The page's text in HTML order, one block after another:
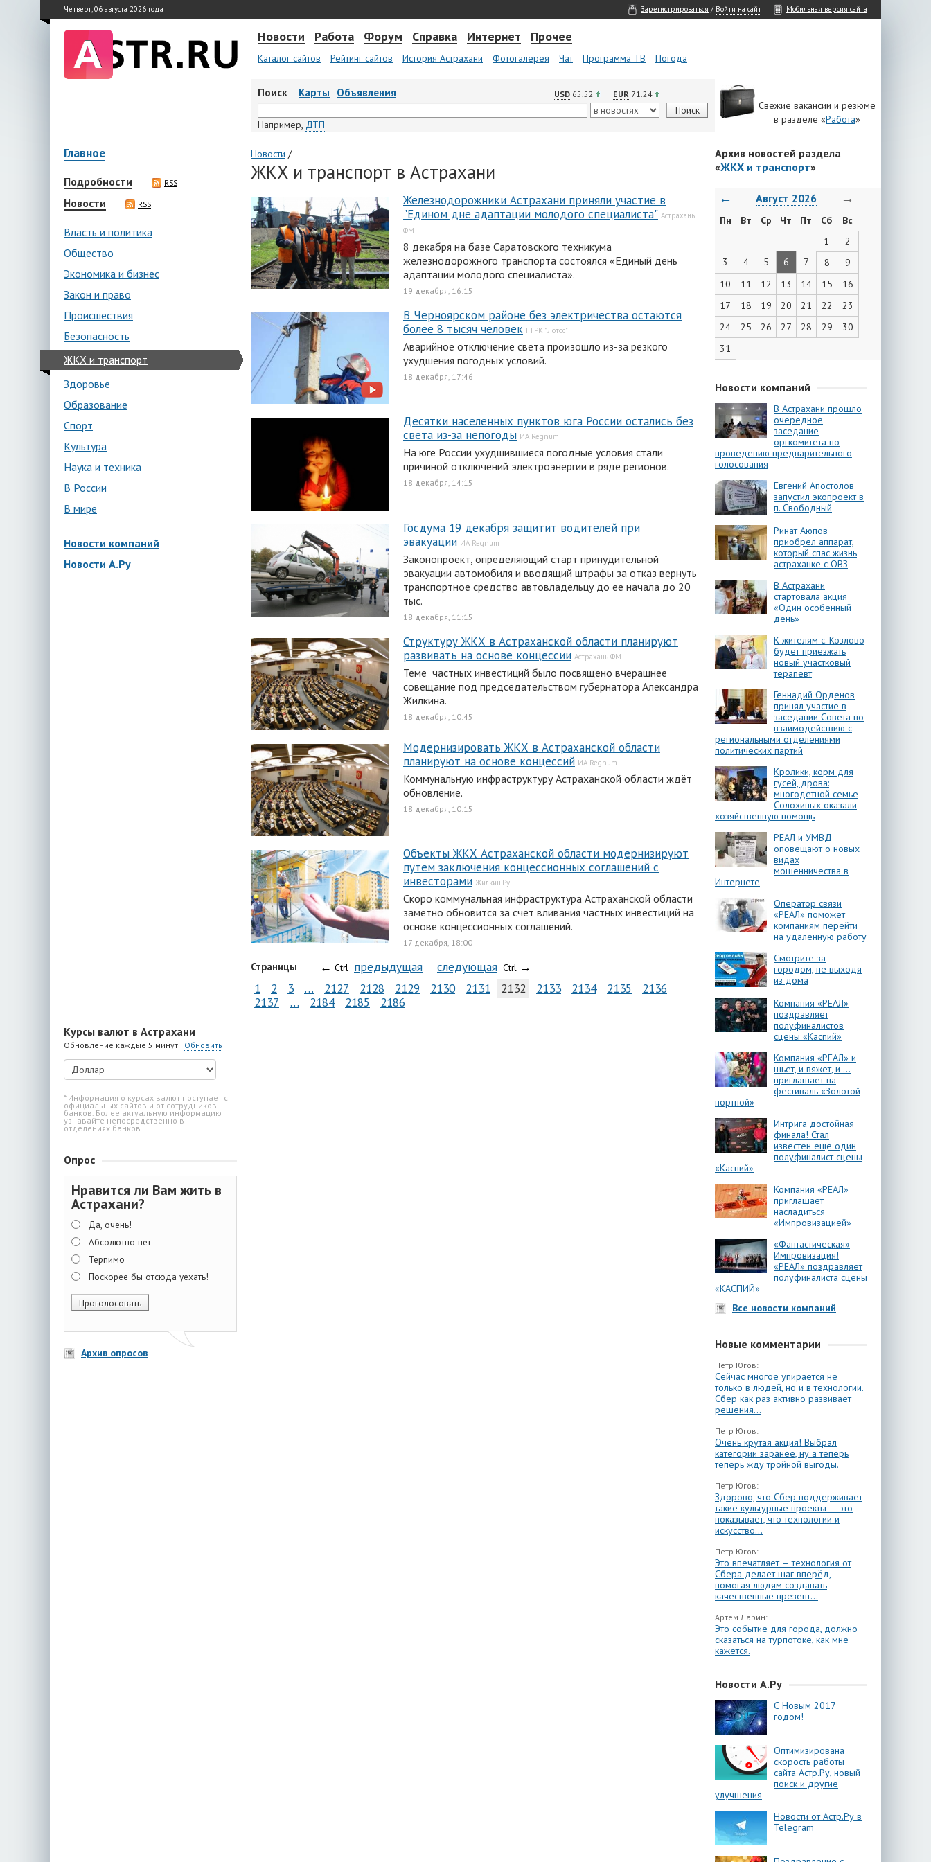
Четверг, 06 августа 2026 года Зарегистрироваться / Войти на сайт Мобильная версия сайта
Новости Работа Форум Справка Интернет Прочее
Каталог сайтов Рейтинг сайтов История Астрахани Фотогалерея Чат Программа ТВ Погода
Поиск Карты Объявления USD 65.52 EUR 71.24
Например, ДТП
Свежие вакансии и резюме
в разделе «Работа»
Главное
Подробности RSS
Новости RSS
Власть и политика
Общество
Экономика и бизнес
Закон и право
Происшествия
Безопасность
ЖКХ и транспорт
Здоровье
Образование
Спорт
Культура
Наука и техника
В России
В мире
Новости компаний
Новости А.Ру
Курсы валют в Астрахани
Обновление каждые 5 минут | Обновить
* Информация о курсах валют поступает с
официальных сайтов и от сотрудников
банков. Более актуальную информацию
узнавайте непосредственно в
отделениях банков.
Опрос
Нравится ли Вам жить в
Астрахани?
Да, очень!
Абсолютно нет
Терпимо
Поскорее бы отсюда уехать!
Архив опросов
Новости /
ЖКХ и транспорт в Астрахани
Железнодорожники Астрахани приняли участие в
"Едином дне адаптации молодого специалиста" Астрахань
ФМ
8 декабря на базе Саратовского техникума
железнодорожного транспорта состоялся «Единый день
адаптации молодого специалиста».
19 декабря, 16:15
В Черноярском районе без электричества остаются
более 8 тысяч человек ГТРК "Лотос"
Аварийное отключение света произошло из-за резкого
ухудшения погодных условий.
18 декабря, 17:46
Десятки населенных пунктов юга России остались без
света из-за непогоды ИА Regnum
На юге России ухудшившиеся погодные условия стали
причиной отключений электроэнергии в ряде регионов.
18 декабря, 14:15
Госдума 19 декабря защитит водителей при
эвакуации ИА Regnum
Законопроект, определяющий старт принудительной
эвакуации автомобиля и вводящий штрафы за отказ вернуть
транспортное средство автовладельцу до ее начала до 20
тыс.
18 декабря, 11:15
Структуру ЖКХ в Астраханской области планируют
развивать на основе концессии Астрахань ФМ
Теме частных инвестиций было посвящено вчерашнее
совещание под председательством губернатора Александра
Жилкина.
18 декабря, 10:45
Модернизировать ЖКХ в Астраханской области
планируют на основе концессий ИА Regnum
Коммунальную инфраструктуру Астраханской области ждёт
обновление.
18 декабря, 10:15
Объекты ЖКХ Астраханской области модернизируют
путем заключения концессионных соглашений с
инвесторами Жилкин.Ру
Скоро коммунальная инфраструктура Астраханской области
заметно обновится за счет вливания частных инвестиций на
основе концессионных соглашений.
17 декабря, 18:00
Страницы ← Ctrl предыдущая следующая Ctrl →
1
2 3 … 2127 2128 2129 2130 2131 2132 2133 2134 2135
2136
2137
… 2184 2185 2186
Архив новостей раздела
«ЖКХ и транспорт»
← Август 2026 →
Пн Вт Ср Чт Пт Сб
Вс
1
2
3
4 5 6 7 8
9
10
11 12 13 14 15
16
17
18 19 20 21 22
23
24
25 26 27 28 29
30
31
Новости компаний
В Астрахани прошло
очередное
заседание
оргкомитета по
проведению предварительного
голосования
Евгений Апостолов
запустил экопроект в
п. Свободный
Ринат Аюпов
приобрел аппарат,
который спас жизнь
астраханке с ОВЗ
В Астрахани
стартовала акция
«Один особенный
день»
К жителям с. Козлово
будет приезжать
новый участковый
терапевт
Геннадий Орденов
принял участие в
заседании Совета по
взаимодействию с
региональными отделениями
политических партий
Кролики, корм для
гусей, дрова:
многодетной семье
Солохиных оказали
хозяйственную помощь
РЕАЛ и УМВД
оповещают о новых
видах
мошенничества в
Интернете
Оператор связи
«РЕАЛ» поможет
компаниям перейти
на удаленную работу
Смотрите за
городом, не выходя
из дома
Компания «РЕАЛ»
поздравляет
полуфиналистов
сцены «Каспий»
Компания «РЕАЛ» и
шьет, и вяжет, и …
приглашает на
фестиваль «Золотой
портной»
Интрига достойная
финала! Стал
известен еще один
полуфиналист сцены
«Каспий»
Компания «РЕАЛ»
приглашает
насладиться
«Импровизацией»
«Фантастическая»
Импровизация!
«РЕАЛ» поздравляет
полуфиналиста сцены
«КАСПИЙ»
Все новости компаний
Новые комментарии
Петр Югов:
Сейчас многое упирается не
только в людей, но и в технологии.
Сбер как раз активно развивает
решения...
Петр Югов:
Очень крутая акция! Выбрал
категории заранее, ну а теперь
теперь жду тройной выгоды.
Петр Югов:
Здорово, что Сбер поддерживает
такие культурные проекты — это
показывает, что технологии и
искусство...
Петр Югов:
Это впечатляет — технология от
Сбера делает шаг вперёд,
помогая людям создавать
качественные презент...
Артём Ларин:
Это событие для города, должно
сказаться на турпотоке, как мне
кажется.
Новости А.Ру
С Новым 2017
годом!
Оптимизирована
скорость работы
сайта Астр.Ру, новый
поиск и другие
улучшения
Новости от Астр.Ру в
Telegram